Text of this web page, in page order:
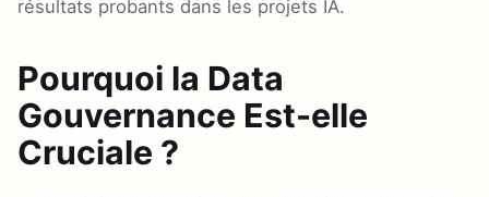
résultats probants dans les projets IA.
Pourquoi la Data
Gouvernance Est-elle
Cruciale ?